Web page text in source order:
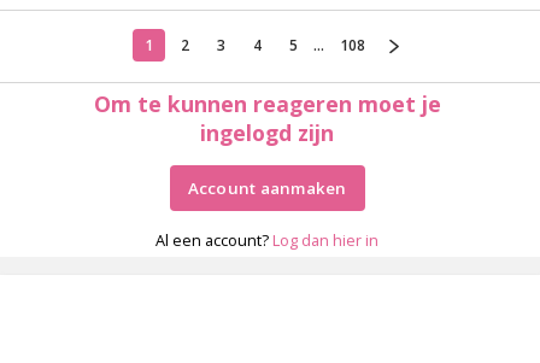
1 2 3 4 5 ... 108
Om te kunnen reageren moet je
ingelogd zijn
Account aanmaken
Al een account? Log dan hier in